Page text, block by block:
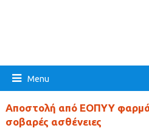
Menu
Αποστολή από ΕΟΠΥΥ
σοβαρές ασθένειες